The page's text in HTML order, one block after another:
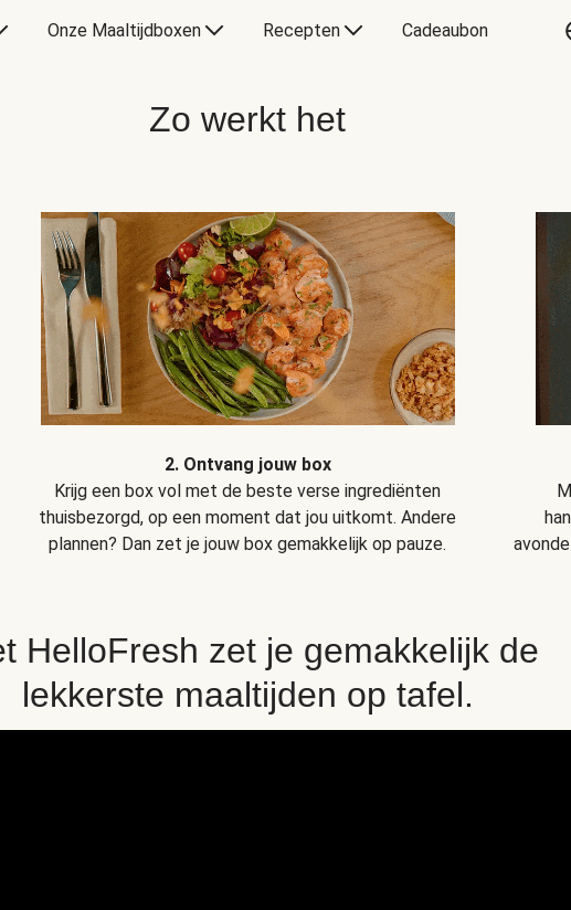
Onze Maaltijdboxen Recepten Cadeaubon
Zo werkt het
2. Ontvang jouw box
Krijg een box vol met de beste verse ingrediënten
thuisbezorgd, op een moment dat jou uitkomt. Andere
plannen? Dan zet je jouw box gemakkelijk op pauze.
HelloFresh zet je gemakkelijk de
lekkerste maaltijden op tafel.